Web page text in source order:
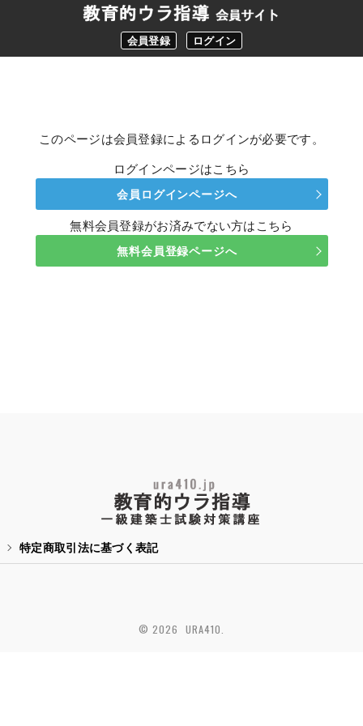
会員登録 ログイン
このページは会員登録によるログインが必要です。
ログインページはこちら
会員ログインページへ
無料会員登録がお済みでない方はこちら
無料会員登録ページへ
特定商取引法に基づく表記
© 2026 URA410.